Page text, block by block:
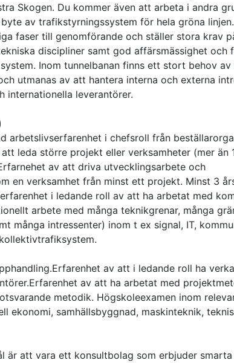
Skogen. Du kommer även att arbeta i andra
av trafikstyrningssystem för hela gröna
faser till genomförande och ställer stora krav
discipliner samt god affärsmässighet och
Inom tunnelbanan finns ett stort behov
utmanas av att hantera interna och externa
internationella leverantörer.
arbetslivserfarenhet i chefsroll från
leda större projekt eller verksamheter (mer än
av att driva utvecklingsarbete och
en verksamhet från minst ett projekt. Minst 3
i ledande roll av att ha arbetat med
arbete med många teknikgrenar, många
många intressenter) inom t ex signal, IT,
av att i ledande roll ha
av att ha arbetat med
metodik. Högskoleexamen inom
ekonomi, samhällsbyggnad, maskinteknik,
är att vara ett konsultbolag som erbjuder